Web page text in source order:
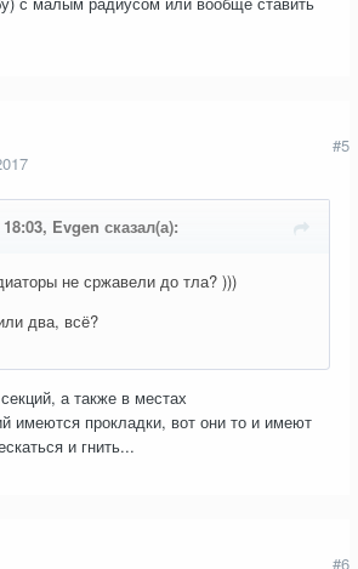
#5
Evgen сказал(а):
не сржавели до тла? )))
два, всё?
а также в местах
имеются прокладки, вот они то и имеют
и гнить...
#6